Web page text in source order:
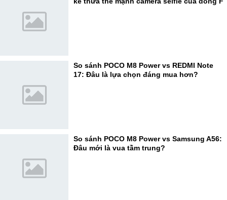
So sánh POCO M8 Power vs REDMI Note
17: Đâu là lựa chọn đáng mua hơn?
So sánh POCO M8 Power vs Samsung A56:
Đâu mới là vua tầm trung?